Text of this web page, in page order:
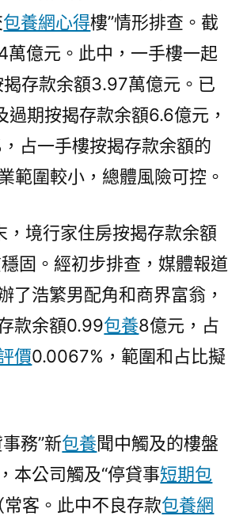
包養網心得樓”情形排查。截
億元。此中，一手樓一起
存款余額3.97萬億元。已
過期按揭存款余額6.6億元，
占一手樓按揭存款余額的
範圍較小，總體風險可控。
境行家住房按揭存款余額
固。經初步排查，媒體報道
了浩繁男配角和商界富翁，
款余額0.99包養8億元，占
價0.0067%，範圍和占比擬
務”新包養聞中觸及的樓盤
本公司觸及“停貸事短期包
客。此中不良存款包養網